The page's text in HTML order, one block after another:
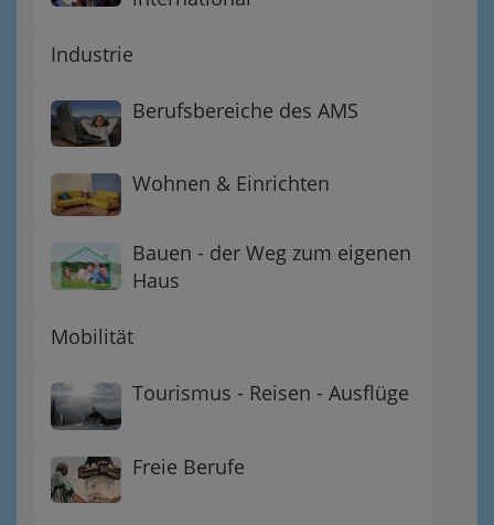
Industrie
Berufsbereiche des AMS
Wohnen & Einrichten
Bauen - der Weg zum eigenen
Haus
Mobilität
Tourismus - Reisen - Ausflüge
Freie Berufe